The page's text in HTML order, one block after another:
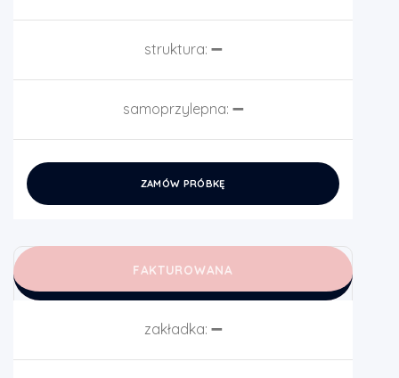
struktura: ➖
samoprzylepna: ➖
ZAMÓW PRÓBKĘ
FAKTUROWANA
zakładka: ➖